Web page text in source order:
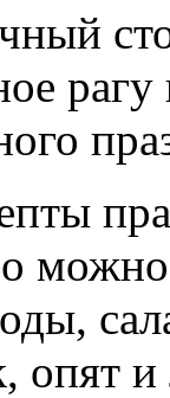
можно
опят